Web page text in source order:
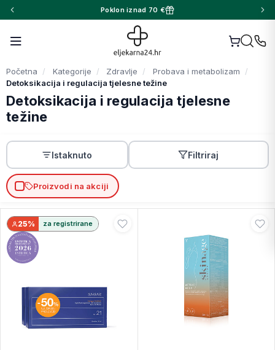
Poklon iznad 70 €
Početna Kategorije Zdravlje
Probava i metabolizam
Detoksikacija i regulacija tjelesne težine
Detoksikacija i regulacija tjelesne
težine
Istaknuto Filtriraj
Proizvodi na akciji
25% za registrirane